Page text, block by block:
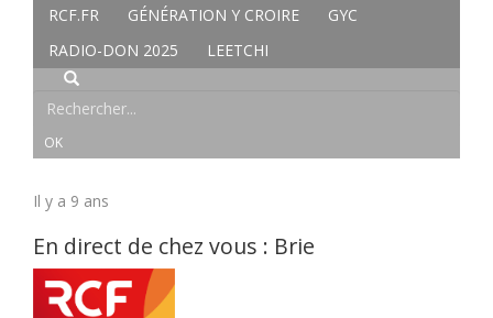
RCF.FR
GÉNÉRATION Y CROIRE
GYC
RADIO-DON 2025
LEETCHI
Il y a 9 ans
En direct de chez vous : Brie